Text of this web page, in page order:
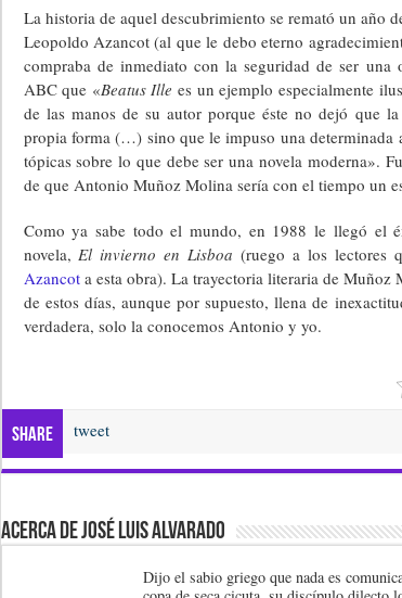
La historia de aquel descubrimiento se remató un año
Leopoldo Azancot (al que le debo eterno
compraba de inmediato con la seguridad de ser
ABC que «Beatus Ille es un ejemplo especialmente
de las manos de su autor porque éste no dejó que
propia forma (…) sino que le impuso una determinada
tópicas sobre lo que debe ser una novela moderna».
de que Antonio Muñoz Molina sería con el tiempo un
Como ya sabe todo el mundo, en 1988 le llegó el
novela,El invierno en Lisboa(ruego a los lectores
Azancot a esta obra). La trayectoria literaria de
de estos días, aunque por supuesto, llena de
verdadera, solo la conocemos Antonio y yo.
Share tweet
Acerca de José Luis Alvarado
Dijo el sabio griego que nada es